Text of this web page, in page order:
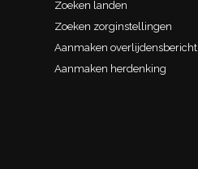
Zoeken landen
Zoeken zorginstellingen
Aanmaken overlijdensbericht
Aanmaken herdenking